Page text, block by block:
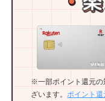
※一部ポイント還元の
ざいます。 ポイント